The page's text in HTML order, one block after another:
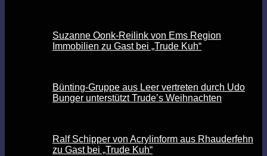
Suzanne Oonk-Reilink von Ems Region
Immobilien zu Gast bei „Trude Kuh“
Bünting-Gruppe aus Leer vertreten durch Udo
Bunger unterstützt Trude’s Weihnachten
Ralf Schipper von Acrylinform aus Rhauderfehn
zu Gast bei „Trude Kuh“